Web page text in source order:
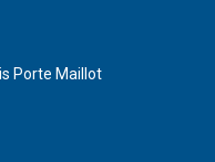
Porte Maillot